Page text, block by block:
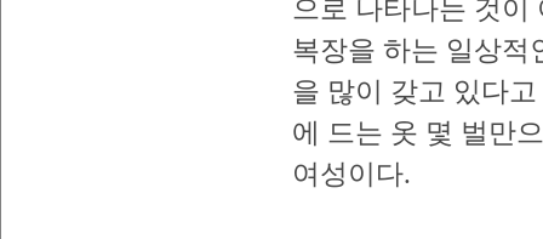
으로 나타나는 것이
복장을 하는 일상적
을 많이 갖고 있다
에 드는 옷 몇 벌만
여성이다.